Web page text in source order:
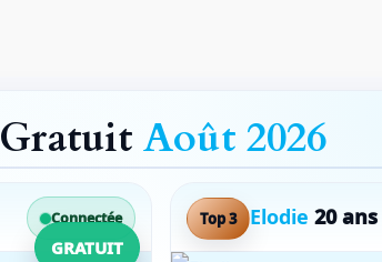
GratuitAoût 2026
Connectée
GRATUIT
Top 3 Elodie 20 ans